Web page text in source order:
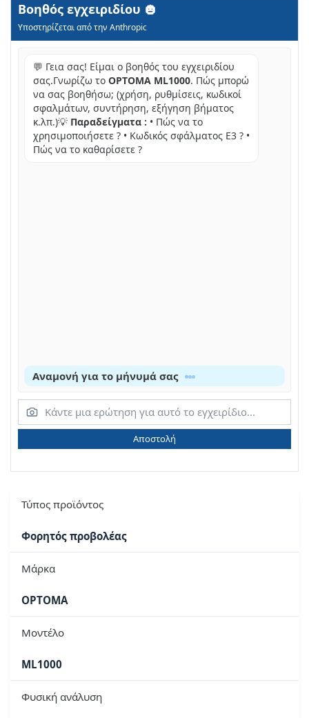
Βοηθός εγχειριδίου
Υποστηρίζεται από την Anthropic
💬 Γεια σας! Είμαι ο βοηθός του εγχειριδίου
σας.Γνωρίζω το OPTOMA ML1000. Πώς μπορώ
να σας βοηθήσω; (χρήση, ρυθμίσεις, κωδικοί
σφαλμάτων, συντήρηση, εξήγηση βήματος
κ.λπ.)💡 Παραδείγματα : • Πώς να το
χρησιμοποιήσετε ? • Κωδικός σφάλματος E3 ? •
Πώς να το καθαρίσετε ?
Αναμονή για το μήνυμά σας
Αποστολή
Τύπος προϊόντος
Φορητός προβολέας
Μάρκα
OPTOMA
Μοντέλο
ML1000
Φυσική ανάλυση